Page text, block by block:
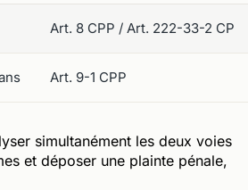
Art. 8 CPP / Art. 222-33-2 CP
Art. 9-1 CPP
simultanément les deux voies
et déposer une plainte pénale,